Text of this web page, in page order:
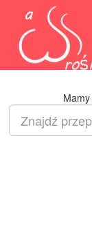
Mamy